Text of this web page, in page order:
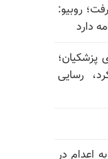
روبیو:
دارد
پزشکیان؛
رسایی
اعدام در